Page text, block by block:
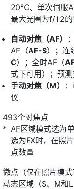
20℃、单次伺服
最大光圈为f/1.2
自动对焦（AF）
AF（AF-S）；连
C）；全时AF（
式下可用）；预
手动对焦（M）
仪
493个对焦点
AF区域模式选为
选为FX时，在照
点数量
微点（仅在照片模式
动态区域（S、M和